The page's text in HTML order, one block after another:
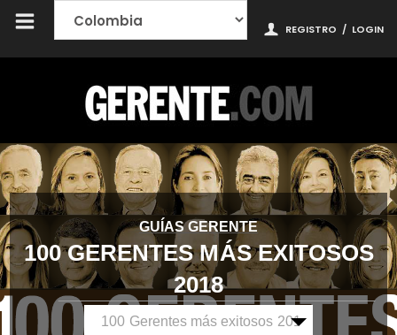
REGISTRO / LOGIN
GUÍAS GERENTE
100 GERENTES MÁS EXITOSOS
2018